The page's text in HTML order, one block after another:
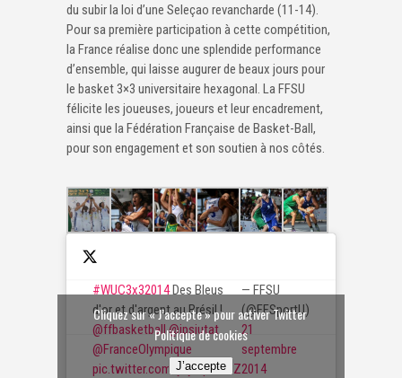
du subir la loi d’une Seleçao revancharde (11-14).
Pour sa première participation à cette compétition,
la France réalise donc une splendide performance
d’ensemble, qui laisse augurer de beaux jours pour
le basket 3×3 universitaire hexagonal. La FFSU
félicite les joueuses, joueurs et leur encadrement,
ainsi que la Fédération Française de Basket-Ball,
pour son engagement et son soutien à nos côtés.
#WUC3x32014Des Bleus
d'or et d'argent au Brésil !
@ffbasketball @jpsiutat
@FranceOlympique
pic.twitter.com/yzjCqTCLDZ
— FFSU
(@FFSportU)
21
septembre
2014
Cliquez sur « J’accepte » pour activer Twitter
Politique de cookies
J’accepte